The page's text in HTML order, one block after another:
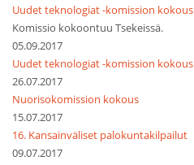
Uudet teknologiat -komission kokous
Komissio kokoontuu Tsekeissä.
05.09.2017
Uudet teknologiat -komission kokous
26.07.2017
Nuorisokomission kokous
15.07.2017
16. Kansainväliset palokuntakilpailut
09.07.2017